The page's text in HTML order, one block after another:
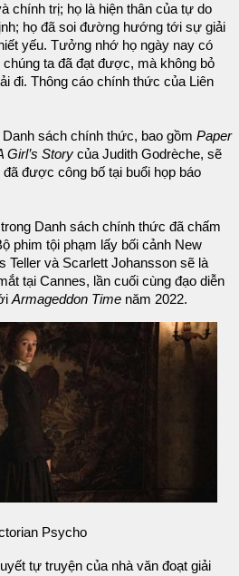
chính trị; họ là hiện thân của tự do
họ đã soi đường hướng tới sự giải
yếu. Tưởng nhớ họ ngày nay có
ta đã đạt được, mà không bỏ
đi. Thông cáo chính thức của Liên
sách chính thức, bao gồm Paper
Girl’s Story của Judith Godrèche, sẽ
được công bố tại buổi họp báo
Danh sách chính thức đã chấm
phim tội phạm lấy bối cảnh New
Teller và Scarlett Johansson sẽ là
tại Cannes, lần cuối cùng đạo diễn
Armageddon Time năm 2022.
Psycho
tự truyện của nhà văn đoạt giải